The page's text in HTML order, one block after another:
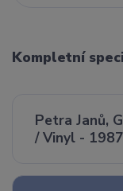
Kompletní
Petra Janů,
/ Vinyl -